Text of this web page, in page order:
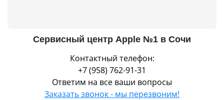
Сервисный центр Apple №1 в Сочи
Контактный телефон:
+7 (958) 762-91-31
Ответим на все ваши вопросы
Заказать звонок - мы перезвоним!